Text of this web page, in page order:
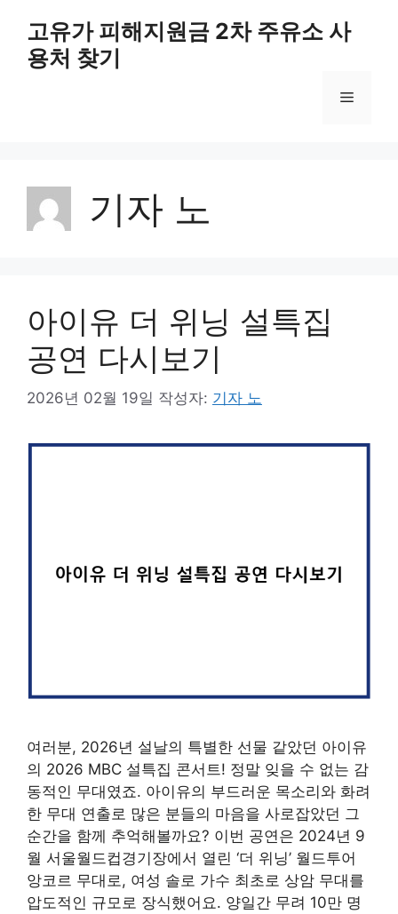
고유가 피해지원금 2차 주유소 사
용처 찾기
메
기자 노
아이유 더 위닝 설특집
공연 다시보기
2026년 02월 19일 작성자: 기자 노
여러분, 2026년 설날의 특별한 선물 같았던 아이유
의 2026 MBC 설특집 콘서트! 정말 잊을 수 없는 감
동적인 무대였죠. 아이유의 부드러운 목소리와 화려
한 무대 연출로 많은 분들의 마음을 사로잡았던 그
순간을 함께 추억해볼까요? 이번 공연은 2024년 9
월 서울월드컵경기장에서 열린 ‘더 위닝’ 월드투어
앙코르 무대로, 여성 솔로 가수 최초로 상암 무대를
압도적인 규모로 장식했어요. 양일간 무려 10만 명